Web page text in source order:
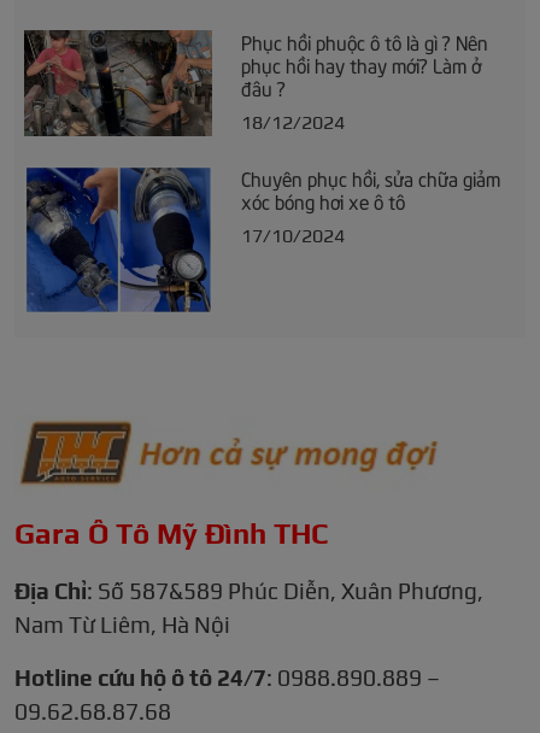
Phục hồi phuộc ô tô là gì ? Nên
phục hồi hay thay mới? Làm ở
đâu ?
18/12/2024
Chuyên phục hồi, sửa chữa giảm
xóc bóng hơi xe ô tô
17/10/2024
Gara Ô Tô Mỹ Đình THC
Địa Chỉ: Số 587&589 Phúc Diễn, Xuân Phương,
Nam Từ Liêm, Hà Nội
Hotline cứu hộ ô tô 24/7: 0988.890.889 –
09.62.68.87.68